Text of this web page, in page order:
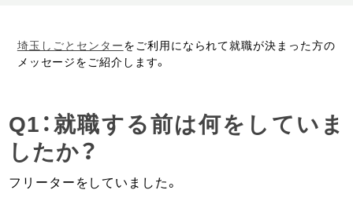
埼玉しごとセンターをご利用になられて就職が決まった方の
メッセージをご紹介します。
Q1：就職する前は何をしていま
したか？
フリーターをしていました。